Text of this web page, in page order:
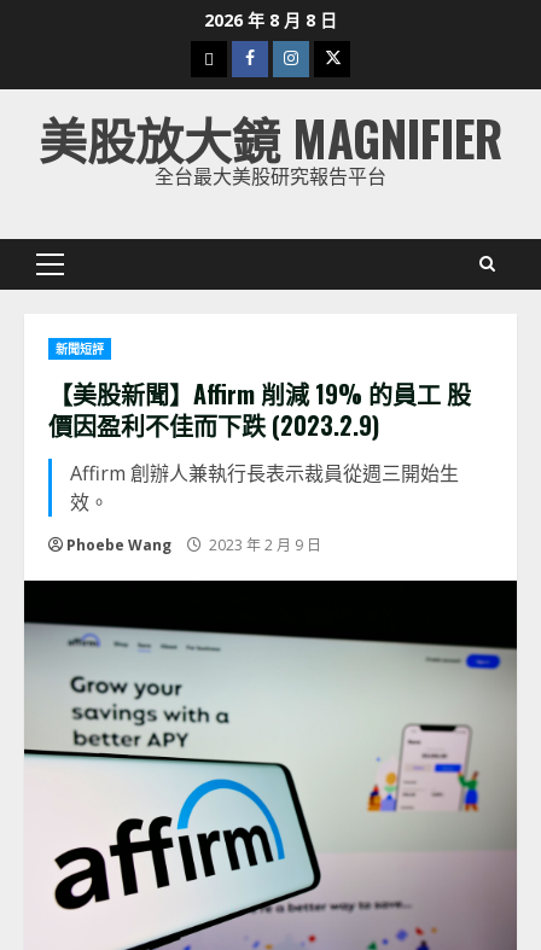
2026 年 8 月 8 日
下
載
美
股
Facebook
Instagram
Twitter
美股放大鏡 MAGNIFIER
全台最大美股研究報告平台
Primary
新聞短評
【美股新聞】Affirm 削減 19% 的員工 股
價因盈利不佳而下跌 (2023.2.9)
Affirm 創辦人兼執行長表示裁員從週三開始生
效。
Phoebe Wang 2023 年 2 月 9 日